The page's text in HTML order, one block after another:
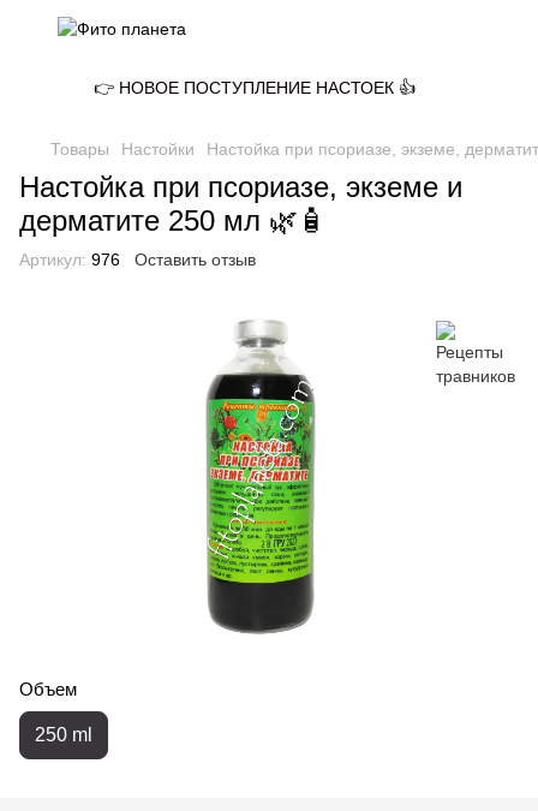
👉 НОВОЕ ПОСТУПЛЕНИЕ НАСТОЕК 👍
Товары Настойки Настойка при псориазе, экземе,
Настойка при псориазе, экземе и
дерматите 250 мл 🌿🧴
Артикул: 976 Оставить отзыв
Объем
250 ml